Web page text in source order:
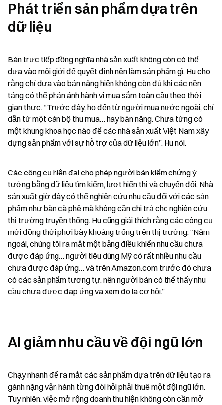
Phát triển sản phẩm dựa trên
dữ liệu
Bán trực tiếp đồng nghĩa nhà sản xuất không còn có thể
dựa vào môi giới để quyết định nên làm sản phẩm gì. Hu cho
rằng chỉ dựa vào bản năng hiện không còn đủ khi các nền
tảng có thể phản ánh hành vi mua sắm toàn cầu theo thời
gian thực. “Trước đây, họ đến từ người mua nước ngoài, chỉ
dẫn từ một cán bộ thu mua… hay bản năng. Chưa từng có
một khung khoa học nào để các nhà sản xuất Việt Nam xây
dựng sản phẩm với sự hỗ trợ của dữ liệu lớn”, Hu nói.
Các công cụ hiện đại cho phép người bán kiểm chứng ý
tưởng bằng dữ liệu tìm kiếm, lượt hiển thị và chuyển đổi. Nhà
sản xuất giờ đây có thể nghiên cứu nhu cầu đối với các sản
phẩm như bàn cà phê mà không cần chi trả cho nghiên cứu
thị trường truyền thống. Hu cũng giải thích rằng các công cụ
mới đồng thời phơi bày khoảng trống trên thị trường: “Năm
ngoái, chúng tôi ra mắt một bảng điều khiển nhu cầu chưa
được đáp ứng… người tiêu dùng Mỹ có rất nhiều nhu cầu
chưa được đáp ứng… và trên Amazon.com trước đó chưa
có các sản phẩm tương tự, nên người bán có thể thấy nhu
cầu chưa được đáp ứng và xem đó là cơ hội.”
AI giảm nhu cầu về đội ngũ lớn
Chạy nhanh để ra mắt các sản phẩm dựa trên dữ liệu tạo ra
gánh nặng vận hành từng đòi hỏi phải thuê một đội ngũ lớn.
Tuy nhiên, việc mở rộng doanh thu hiện không còn cần mở